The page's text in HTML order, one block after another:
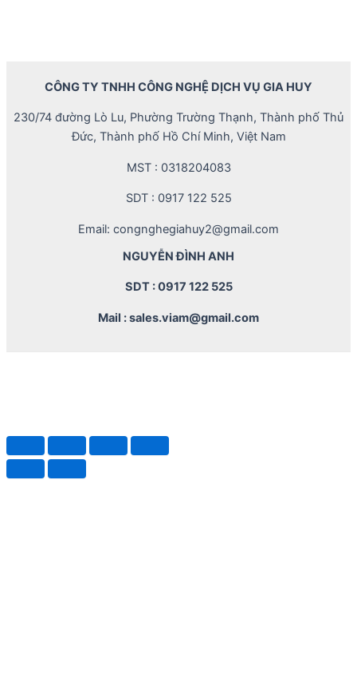
CÔNG TY TNHH CÔNG NGHỆ DỊCH VỤ GIA HUY
230/74 đường Lò Lu, Phường Trường Thạnh, Thành phố Thủ
Đức, Thành phố Hồ Chí Minh, Việt Nam
MST : 0318204083
SDT : 0917 122 525
Email: congnghegiahuy2@gmail.com
NGUYỄN ĐÌNH ANH
SDT : 0917 122 525
Mail : sales.viam@gmail.com